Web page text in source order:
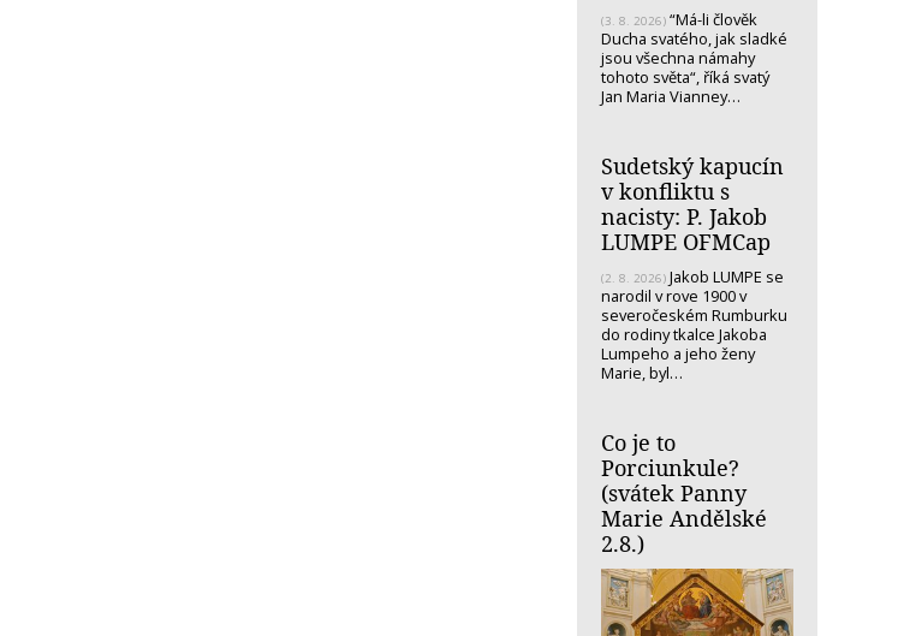
(3. 8. 2026) “Má-li člověk
Ducha svatého, jak sladké
jsou všechna námahy
tohoto světa“, říká svatý
Jan Maria Vianney…
Sudetský kapucín
v konfliktu s
nacisty: P. Jakob
LUMPE OFMCap
(2. 8. 2026) Jakob LUMPE se
narodil v rove 1900 v
severočeském Rumburku
do rodiny tkalce Jakoba
Lumpeho a jeho ženy
Marie, byl…
Co je to
Porciunkule?
(svátek Panny
Marie Andělské
2.8.)